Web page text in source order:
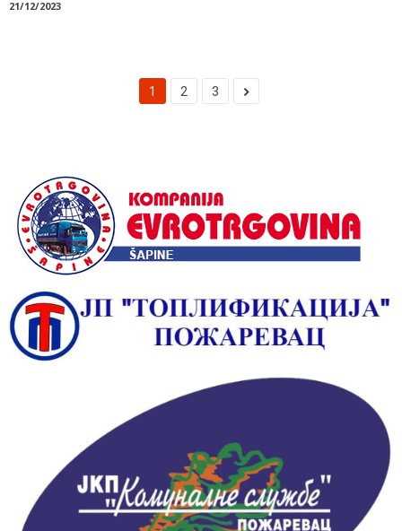
21/12/2023
1 2 3